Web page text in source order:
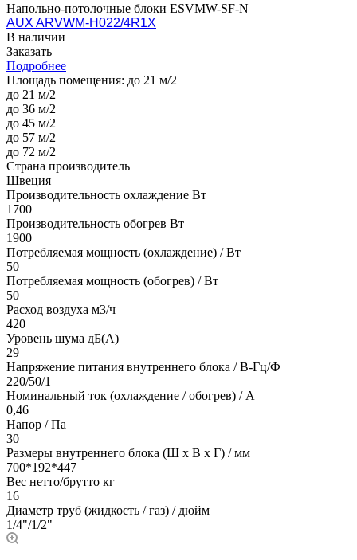
Напольно-потолочные блоки ESVMW-SF-N
AUX ARVWM-H022/4R1X
В наличии
Заказать
Подробнее
Площадь помещения: до 21 м/2
до 21 м/2
до 36 м/2
до 45 м/2
до 57 м/2
до 72 м/2
Страна производитель
Швеция
Производительность охлаждение Вт
1700
Производительность обогрев Вт
1900
Потребляемая мощность (охлаждение) / Вт
50
Потребляемая мощность (обогрев) / Вт
50
Расход воздуха м3/ч
420
Уровень шума дБ(А)
29
Напряжение питания внутреннего блока / В-Гц/Ф
220/50/1
Номинальный ток (охлаждение / обогрев) / A
0,46
Напор / Па
30
Размеры внутреннего блока (Ш х В х Г) / мм
700*192*447
Вес нетто/брутто кг
16
Диаметр труб (жидкость / газ) / дюйм
1/4"/1/2"